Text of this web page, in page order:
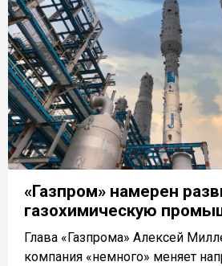
«Газпром» намерен
газохимическую
Глава «Газпрома» Алексей
компания «немного» меняет